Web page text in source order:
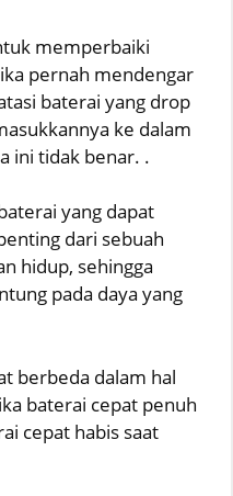
memperbaiki
pernah mendengar
baterai yang drop
ke dalam
ini tidak benar. .
yang dapat
dari sebuah
hidup, sehingga
pada daya yang
berbeda dalam hal
baterai cepat penuh
cepat habis saat